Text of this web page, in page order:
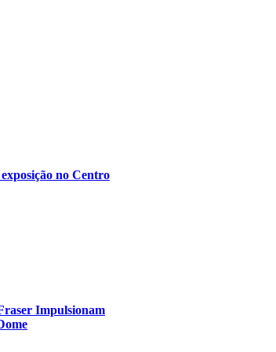
no Centro
Impulsionam